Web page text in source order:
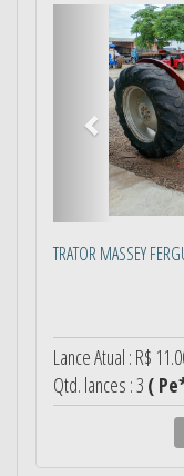
Anterior
TRATOR MASSEY
Lance Atual : R$
Qtd. lances : 3 (